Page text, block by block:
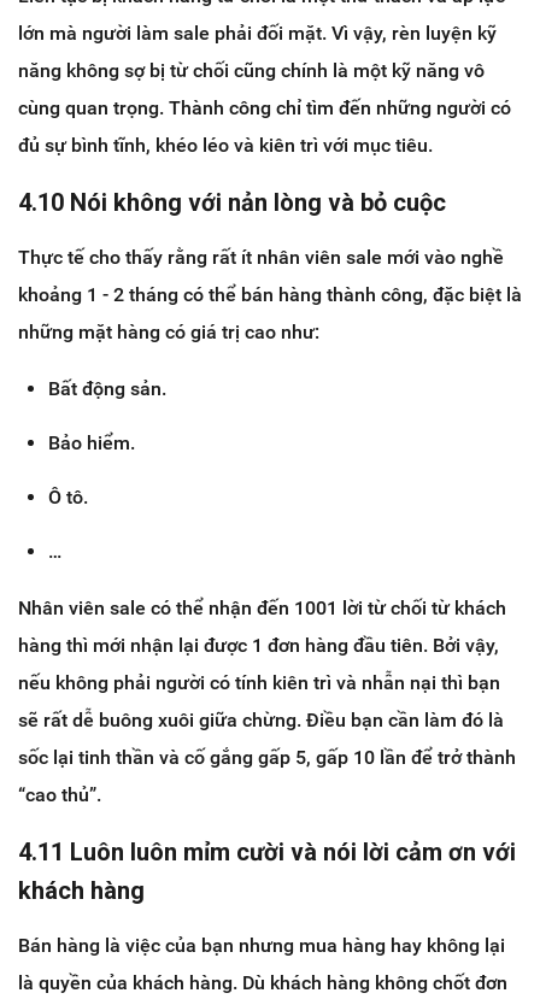
lớn mà người làm sale phải đối mặt. Vì vậy, rèn luyện kỹ
năng không sợ bị từ chối cũng chính là một kỹ năng vô
cùng quan trọng. Thành công chỉ tìm đến những người có
đủ sự bình tĩnh, khéo léo và kiên trì với mục tiêu.
4.10 Nói không với nản lòng và bỏ cuộc
Thực tế cho thấy rằng rất ít nhân viên sale mới vào nghề
khoảng 1 - 2 tháng có thể bán hàng thành công, đặc biệt là
những mặt hàng có giá trị cao như:
Bất động sản.
Bảo hiểm.
Ô tô.
…
Nhân viên sale có thể nhận đến 1001 lời từ chối từ khách
hàng thì mới nhận lại được 1 đơn hàng đầu tiên. Bởi vậy,
nếu không phải người có tính kiên trì và nhẫn nại thì bạn
sẽ rất dễ buông xuôi giữa chừng. Điều bạn cần làm đó là
sốc lại tinh thần và cố gắng gấp 5, gấp 10 lần để trở thành
“cao thủ”.
4.11 Luôn luôn mỉm cười và nói lời cảm ơn với
khách hàng
Bán hàng là việc của bạn nhưng mua hàng hay không lại
là quyền của khách hàng. Dù khách hàng không chốt đơn